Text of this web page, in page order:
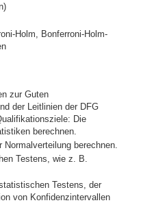
Holm, Bonferroni-Holm-
zur Guten
der Leitlinien der DFG
Die
berechnen.
berechnen.
Testens, wie z. B.
Testens, der
von Konfidenzintervallen